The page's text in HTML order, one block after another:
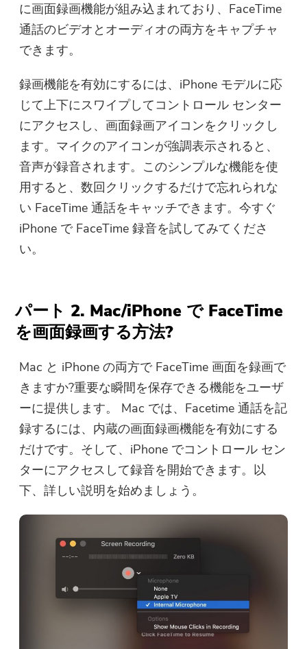
に画面録画機能が組み込まれており、FaceTime
通話のビデオとオーディオの両方をキャプチャ
できます。
録画機能を有効にするには、iPhone モデルに応
じて上下にスワイプしてコントロール センター
にアクセスし、画面録画アイコンをクリックし
ます。マイクのアイコンが強調表示されると、
音声が録音されます。このシンプルな機能を使
用すると、数回クリックするだけで忘れられな
い FaceTime 通話をキャッチできます。今すぐ
iPhone で FaceTime 録音を試してみてくださ
い。
パート 2. Mac/iPhone で FaceTime
を画面録画する方法?
Mac と iPhone の両方で FaceTime 画面を録画で
きますか?重要な瞬間を保存できる機能をユーザ
ーに提供します。 Mac では、Facetime 通話を記
録するには、内蔵の画面録画機能を有効にする
だけです。そして、iPhone でコントロール セン
ターにアクセスして録音を開始できます。以
下、詳しい説明を始めましょう。